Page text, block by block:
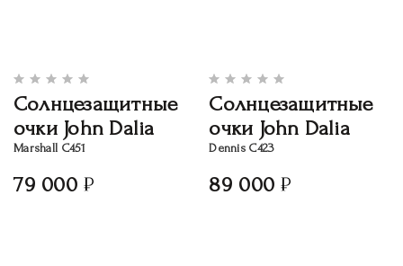
Солнцезащитные
очки John Dalia
Marshall C451
79 000
Солнцезащитные
очки John Dalia
Dennis C423
89 000